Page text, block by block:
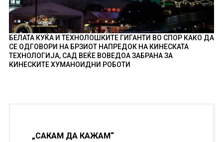
БЕЛАТА КУЌА И ТЕХНОЛОШКИТЕ ГИГАНТИ ВО СПОР КАКО ДА
СЕ ОДГОВОРИ НА БРЗИОТ НАПРЕДОК НА КИНЕСКАТА
ТЕХНОЛОГИЈА, САД ВЕЌЕ ВОВЕДОА ЗАБРАНА ЗА
КИНЕСКИТЕ ХУМАНОИДНИ РОБОТИ
„САКАМ ДА КАЖАМ“